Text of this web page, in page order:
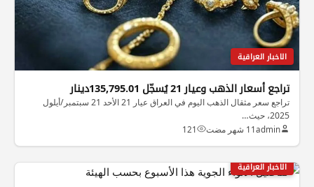
الاخبار العراقية
تراجع أسعار الذهب وعيار 21 يُسجّل 135,795.01دينار
تراجع سعر مثقال الذهب اليوم في العراق عيار 21 الأحد 21 سبتمبر/أيلول
2025، حيث…
admin11 شهر مضت 121
الاخبار العراقية